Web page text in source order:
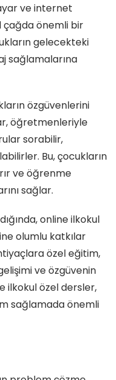
ve internet
çağda önemli bir
gelecekteki
sağlamalarına
özgüvenlerini
öğretmenleriyle
sorabilir,
Bu, çocukların
ve öğrenme
sağlar.
online ilkokul
olumlu katkılar
özel eğitim,
ve özgüvenin
ilkokul özel dersler,
sağlamada önemli